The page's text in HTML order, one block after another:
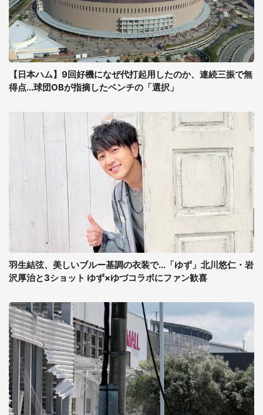
【日本ハム】9回好機になぜ代打起用したのか、連続三振で無
得点...球団OBが指摘したベンチの「選択」
羽生結弦、美しいブルー基調の衣装で...「ゆず」北川悠仁・岩
沢厚治と3ショット ゆず×ゆづコラボにファン歓喜